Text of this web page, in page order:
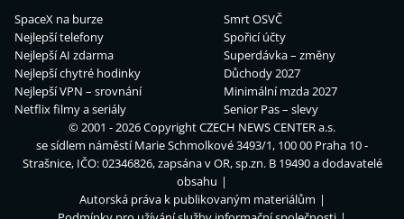
SpaceX na burze
Nejlepší telefony
Nejlepší AI zdarma
Nejlepší chytré hodinky
Nejlepší VPN – srovnání
Netflix filmy a seriály
Smrt OSVČ
Spořicí účty
Superdávka – změny
Důchody 2027
Minimální mzda 2027
Senior Pas – slevy
© 2001 - 2026 CopyrightCZECH NEWS CENTER a.s.
se sídlem náměstí Marie Schmolkové 3493/1, 100 00 Praha 10 -
Strašnice, IČO: 02346826, zapsána v OR, sp.zn. B 19490 a dodavatelé
obsahu
Autorská práva k publikovaným materiálům